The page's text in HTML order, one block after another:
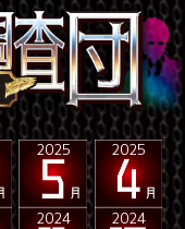
2025 2025
2024 2024